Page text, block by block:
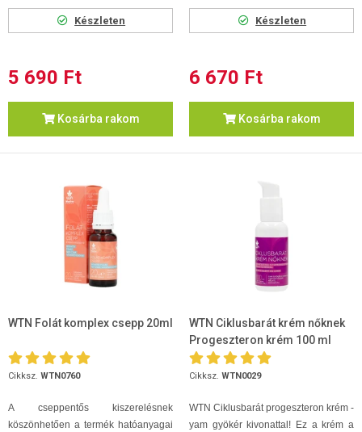
Készleten
5 690 Ft
Kosárba rakom
Készleten
6 670 Ft
Kosárba rakom
WTN Folát komplex csepp 20ml
Cikksz. WTN0760
A cseppentős kiszerelésnek
köszönhetően a termék hatóanyagai
WTN Ciklusbarát krém nőknek
Progeszteron krém 100 ml
Cikksz. WTN0029
WTN Ciklusbarát progeszteron krém -
yam gyökér kivonattal! Ez a krém a